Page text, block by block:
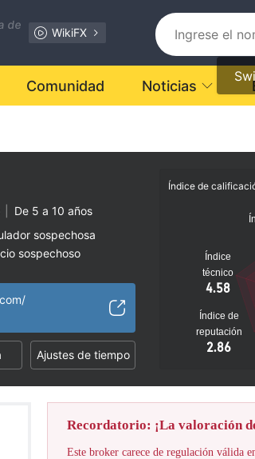
de
WikiFX
Comunidad Noticias
De 5 a 10 años
sospechosa
sospechoso
Ajustes de tiempo
Índice de
Índice
técnico
4.58
Índice de
reputación
2.86
Recordatorio: ¡La valoración
Este broker carece de regulación válida